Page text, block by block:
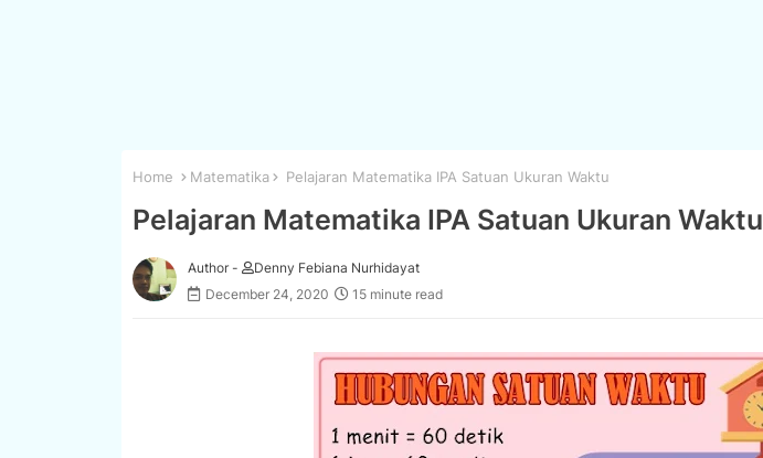
Home Matematika Pelajaran Matematika IPA Satuan Ukuran Waktu
Pelajaran Matematika IPA Satuan Ukuran Waktu
Author -
Denny Febiana Nurhidayat
December 24, 2020
15 minute read